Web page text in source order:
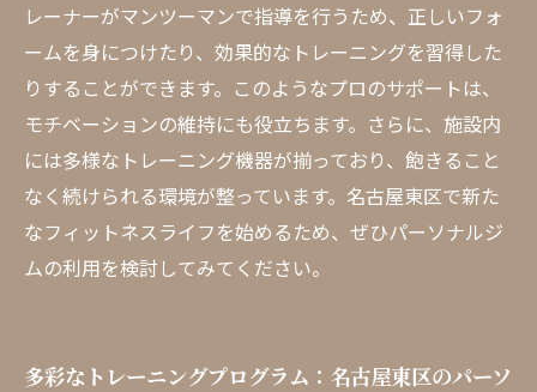
レーナーがマンツーマンで指導を行うため、正しいフォ
ームを身につけたり、効果的なトレーニングを習得した
りすることができます。このようなプロのサポートは、
モチベーションの維持にも役立ちます。さらに、施設内
には多様なトレーニング機器が揃っており、飽きること
なく続けられる環境が整っています。名古屋東区で新た
なフィットネスライフを始めるため、ぜひパーソナルジ
ムの利用を検討してみてください。
多彩なトレーニングプログラム：名古屋東区のパーソ